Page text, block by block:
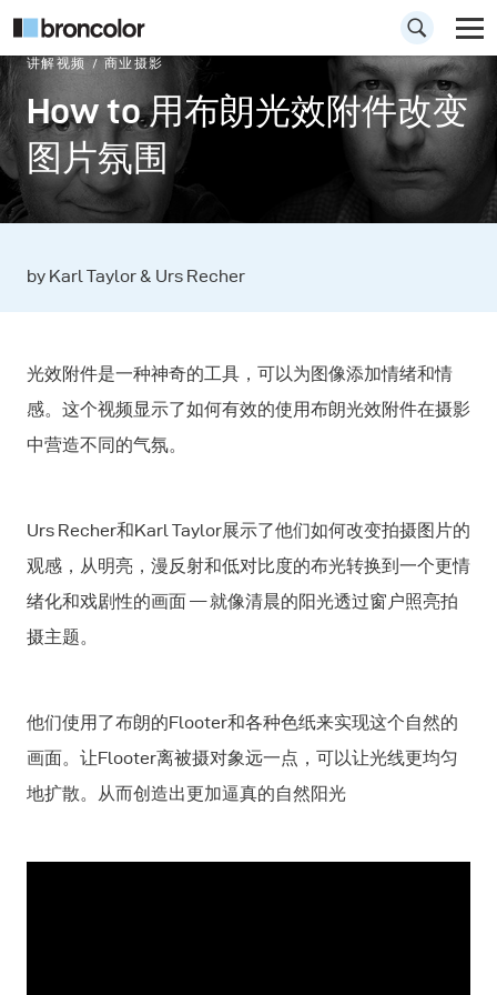
讲解视频 商业摄影
How to 用布朗光效附件改变
图片氛围
by Karl Taylor & Urs Recher
光效附件是一种神奇的工具，可以为图像添加情绪和情
感。这个视频显示了如何有效的使用布朗光效附件在摄影
中营造不同的气氛。
Urs Recher和Karl Taylor展示了他们如何改变拍摄图片的
观感，从明亮，漫反射和低对比度的布光转换到一个更情
绪化和戏剧性的画面 — 就像清晨的阳光透过窗户照亮拍
摄主题。
他们使用了布朗的Flooter和各种色纸来实现这个自然的
画面。让Flooter离被摄对象远一点，可以让光线更均匀
地扩散。从而创造出更加逼真的自然阳光